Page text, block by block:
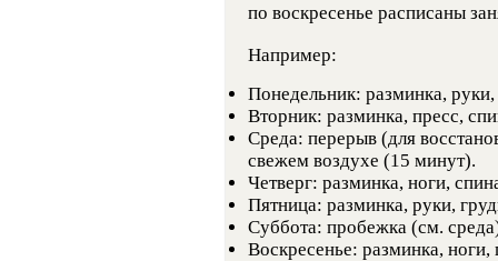
по воскресенье расписаны
Например:
Понедельник: разминка, руки,
Вторник: разминка, пресс,
Среда: перерыв (для
свежем воздухе (15 минут).
Четверг: разминка, ноги,
Пятница: разминка, руки,
Суббота: пробежка (см.
Воскресенье: разминка, ноги,